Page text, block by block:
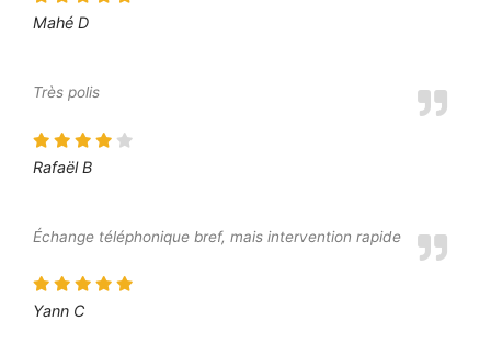
Mahé D
Très polis
Rafaël B
Échange téléphonique bref, mais intervention rapide
Yann C